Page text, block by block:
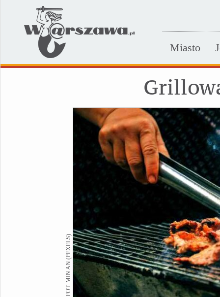
Miasto
FOT. MIN AN (PEXELS)